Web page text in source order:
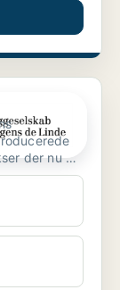
der nu en